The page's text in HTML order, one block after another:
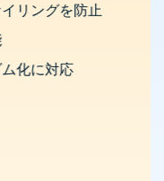
を変更
を断ち切る
ーンに保つ